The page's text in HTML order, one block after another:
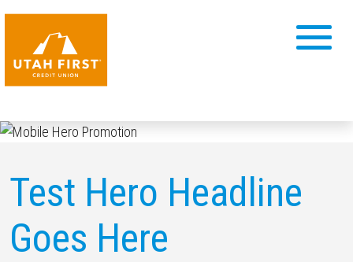
Test Hero Headline
Goes Here